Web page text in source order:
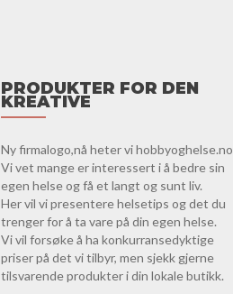
PRODUKTER FOR DEN
KREATIVE
Ny firmalogo,nå heter vi hobbyoghelse.no
Vi vet mange er interessert i å bedre sin
egen helse og få et langt og sunt liv.
Her vil vi presentere helsetips og det du
trenger for å ta vare på din egen helse.
Vi vil forsøke å ha konkurransedyktige
priser på det vi tilbyr, men sjekk gjerne
tilsvarende produkter i din lokale butikk.